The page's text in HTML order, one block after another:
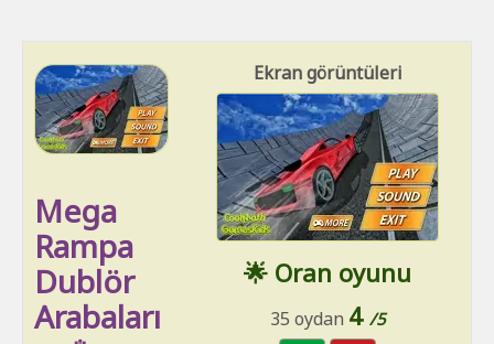
Ekran görüntüleri
🌟 Oran oyunu
35 oydan 4 /5
Mega
Rampa
Dublör
Arabaları